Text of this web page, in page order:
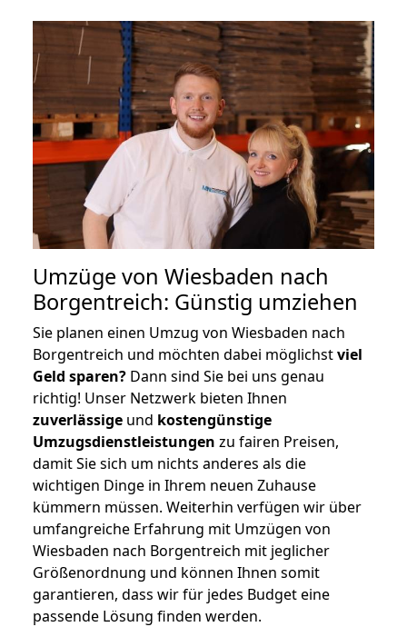
Umzüge von Wiesbaden nach
Borgentreich: Günstig umziehen
Sie planen einen Umzug von Wiesbaden nach
Borgentreich und möchten dabei möglichstviel
Geld sparen? Dann sind Sie bei uns genau
richtig! Unser Netzwerk bieten Ihnen
zuverlässige und kostengünstige
Umzugsdienstleistungen zu fairen Preisen,
damit Sie sich um nichts anderes als die
wichtigen Dinge in Ihrem neuen Zuhause
kümmern müssen. Weiterhin verfügen wir über
umfangreiche Erfahrung mit Umzügen von
Wiesbaden nach Borgentreich mit jeglicher
Größenordnung und können Ihnen somit
garantieren, dass wir für jedes Budget eine
passende Lösung finden werden.